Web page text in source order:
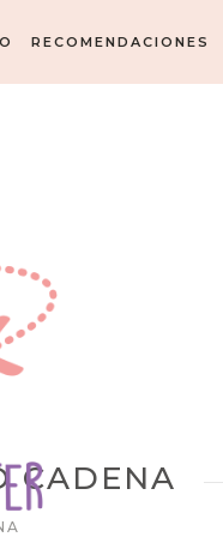
RECOMENDACIONES
CADENA